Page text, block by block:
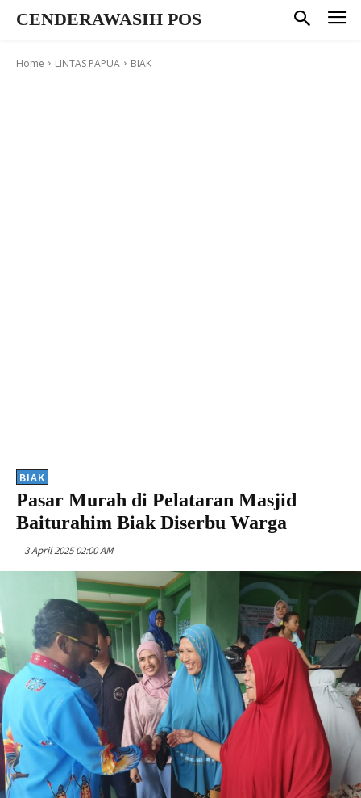
CENDERAWASIH POS
Home LINTAS PAPUA BIAK
BIAK
Pasar Murah di Pelataran Masjid
Baiturahim Biak Diserbu Warga
3 April 2025 02:00 AM